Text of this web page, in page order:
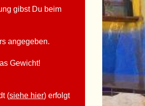
gibst Du beim
angegeben.
Gewicht!
(siehe hier) erfolgt